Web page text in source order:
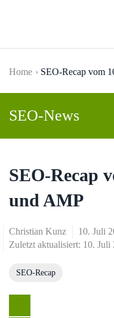
Home SEO-Recap vom
SEO-News
SEO-Recap
und AMP
Christian Kunz
10. Juli
Zuletzt aktualisiert: 10. Juli
SEO-Recap